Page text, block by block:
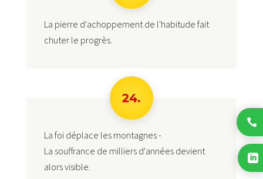
La pierre d'achoppement de l'habitude fait
chuter le progrès.
24.
La foi déplace les montagnes -
La souffrance de milliers d'années devient
alors visible.

